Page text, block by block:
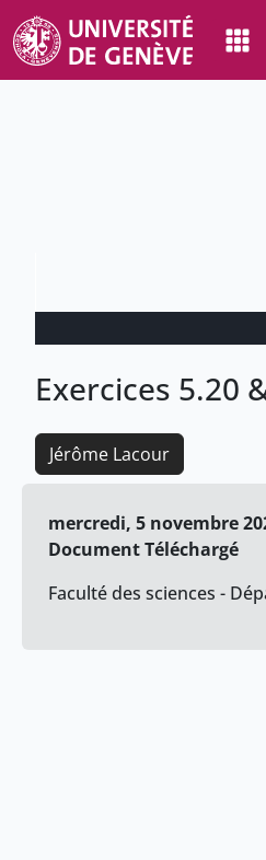
Exercices 5.20
Jérôme Lacour
mercredi, 5 novembre
Document Téléchargé
Faculté des sciences -